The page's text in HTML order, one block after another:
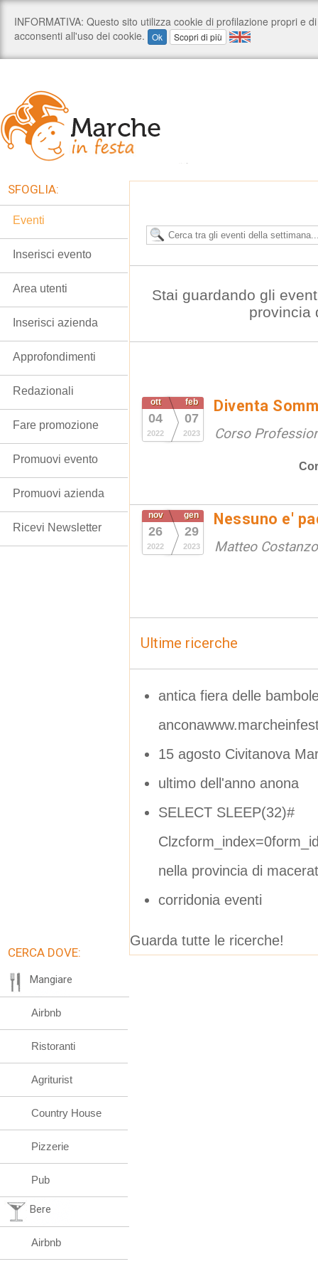
Stai guardando gli
provincia
ott
04
2022
feb
07
2023
Diventa
Corso
nov
26
2022
gen
29
2023
Nessuno e'
Matteo Costanzo
Ultime ricerche
antica fiera delle
15 agosto Civitanova
ultimo dell'anno anona
SELECT SLEEP(32)#
nella provincia di
corridonia eventi
Guarda tutte le ricerche!
SFOGLIA:
Eventi
Inserisci evento
Area utenti
Inserisci azienda
Approfondimenti
Redazionali
Fare promozione
Promuovi evento
Promuovi azienda
Ricevi Newsletter
CERCA DOVE:
Mangiare
Airbnb
Ristoranti
Agriturist
Country House
Pizzerie
Pub
Bere
Airbnb